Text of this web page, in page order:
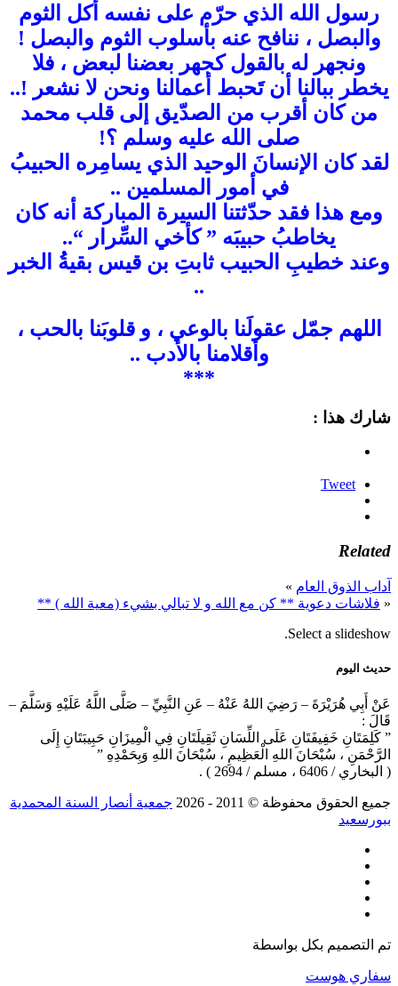
رسول الله الذي حرّم على نفسه أكل الثوم
والبصل ، ننافح عنه بأسلوب الثوم والبصل !
ونجهر له بالقول كجهر بعضنا لبعض ، فلا
يخطر ببالنا أن تَحبط أعمالنا ونحن لا نشعر !..
من كان أقرب من الصدّيق إلى قلب محمد
صلى الله عليه وسلم ؟!
لقد كان الإنسانَ الوحيد الذي يسامِره الحبيبُ
في أمور المسلمين ..
ومع هذا فقد حدّثتنا السيرة المباركة أنه كان
يخاطبُ حبيبَه ” كأخي السِّرار “..
وعند خطيبِ الحبيب ثابتِ بن قيس بقيةُ الخبر
..
اللهم جمّل عقولَنا بالوعي ، و قلوبَنا بالحب ،
وأقلامنا بالأدب ..
***
شارك هذا :
Tweet
Related
آداب الذوق العام »
« فلاشات دعوية ** كن مع الله و لا تبالي بشيء (معية الله ) **
Select a slideshow.
حديث اليوم
عَنْ أَبِي هُرَيْرَةَ – رَضِيَ اللهُ عَنْهُ – عَنِ النَّبِيِّ – صَلَّى اللَّهُ عَلَيْهِ وَسَلَّمَ –
قَالَ :
” كَلِمَتَانِ خَفِيفَتَانِ عَلَى اللِّسَانِ ثَقِيلَتَانِ فِي الْمِيزَانِ حَبِيبَتَانِ إِلَى
الرَّحْمَنِ ، سُبْحَانَ اللهِ الْعَظِيمِ ، سُبْحَانَ اللهِ وَبِحَمْدِهِ ”
( البخاري / 6406 ، مسلم / 2694 ) .
جميع الحقوق محفوظة © 2011 ‐ 2026
جمعية أنصار السنة المحمدية
ببورسعيد
تم التصميم بكل بواسطة
سفاري هوست